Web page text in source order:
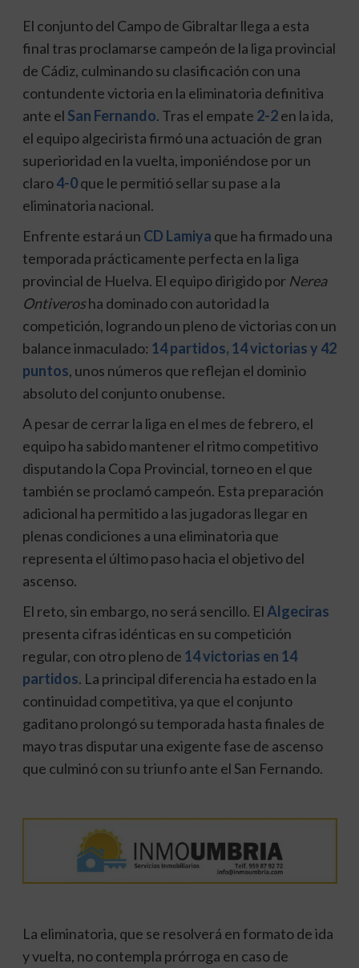
El conjunto del Campo de Gibraltar llega a esta
final tras proclamarse campeón de la liga provincial
de Cádiz, culminando su clasificación con una
contundente victoria en la eliminatoria definitiva
ante el San Fernando. Tras el empate 2-2en la ida,
el equipo algecirista firmó una actuación de gran
superioridad en la vuelta, imponiéndose por un
claro4-0que le permitió sellar su pase a la
eliminatoria nacional.
Enfrente estará un CD Lamiya que ha firmado una
temporada prácticamente perfecta en la liga
provincial de Huelva. El equipo dirigido por Nerea
Ontiverosha dominado con autoridad la
competición, logrando un pleno de victorias con un
balance inmaculado: 14 partidos, 14 victorias y 42
puntos, unos números que reflejan el dominio
absoluto del conjunto onubense.
A pesar de cerrar la liga en el mes de febrero, el
equipo ha sabido mantener el ritmo competitivo
disputando la Copa Provincial, torneo en el que
también se proclamó campeón. Esta preparación
adicional ha permitido a las jugadoras llegar en
plenas condiciones a una eliminatoria que
representa el último paso hacia el objetivo del
ascenso.
El reto, sin embargo, no será sencillo. ElAlgeciras
presenta cifras idénticas en su competición
regular, con otro pleno de 14 victorias en 14
partidos. La principal diferencia ha estado en la
continuidad competitiva, ya que el conjunto
gaditano prolongó su temporada hasta finales de
mayo tras disputar una exigente fase de ascenso
que culminó con su triunfo ante el San Fernando.
La eliminatoria, que se resolverá en formato de ida
y vuelta, no contempla prórroga en caso de